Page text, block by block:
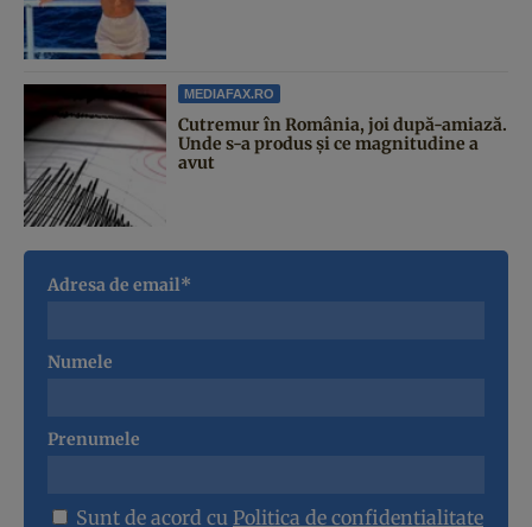
MEDIAFAX.RO
Cutremur în România, joi după-amiază.
Unde s-a produs și ce magnitudine a
avut
Adresa de email*
Numele
Prenumele
Sunt de acord cu Politica de confidentialitate